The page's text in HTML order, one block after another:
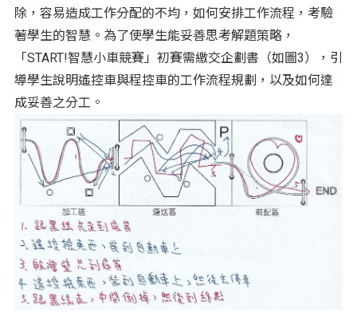
除，容易造成工作分配的不均，如何安排工作流程，考驗
著學生的智慧。為了使學生能妥善思考解題策略，
「START!智慧小車競賽」初賽需繳交企劃書（如圖3），引
導學生說明遙控車與程控車的工作流程規劃，以及如何達
成妥善之分工。